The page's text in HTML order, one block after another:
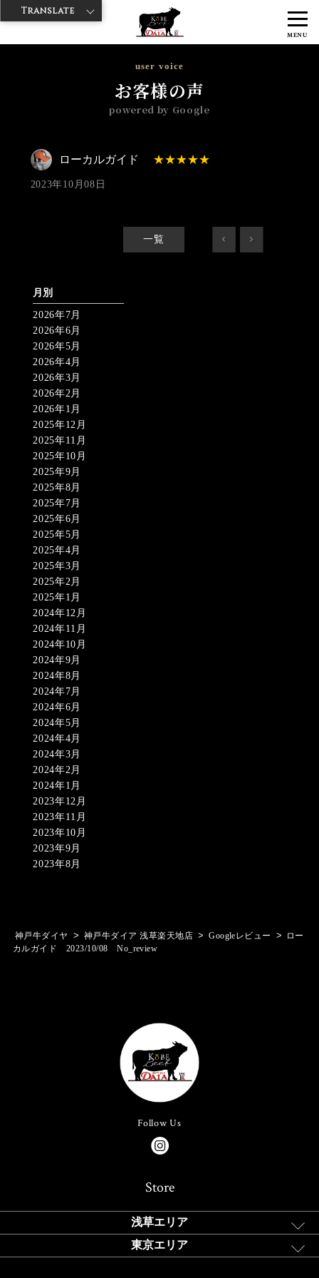
MENU
神戸牛ダイヤ > 神戸牛ダイア 浅草楽天地店
ロー
カルガイド 2023/10/08 No_review
user voice
お客様の声
powered by Google
ローカルガイド
2023年10月08日
一覧 < >
月別
2026年7月
2026年6月
2026年5月
2026年4月
2026年3月
2026年2月
2026年1月
2025年12月
2025年11月
2025年10月
2025年9月
2025年8月
2025年7月
2025年6月
2025年5月
2025年4月
2025年3月
2025年2月
2025年1月
2024年12月
2024年11月
2024年10月
2024年9月
2024年8月
2024年7月
2024年6月
2024年5月
2024年4月
2024年3月
2024年2月
2024年1月
2023年12月
2023年11月
2023年10月
2023年9月
2023年8月
神戸牛ダイヤ > 神戸牛ダイア 浅草楽天地店 > Googleレビュー >
ロー
カルガイド 2023/10/08 No_review
Follow Us
Store
浅草エリア
東京エリア
Translate